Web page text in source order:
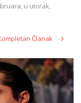
u utorak,
Članak